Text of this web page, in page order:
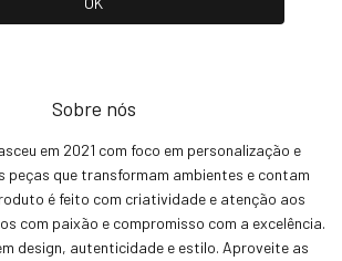
Sobre nós
em 2021 com foco em personalização e
peças que transformam ambientes e contam
é feito com criatividade e atenção aos
com paixão e compromisso com a excelência.
design, autenticidade e estilo. Aproveite as